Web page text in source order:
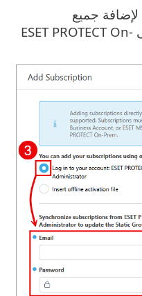
لإضافة جميع
الاشتراكات من حسابك إلى ESET PROTECT On-